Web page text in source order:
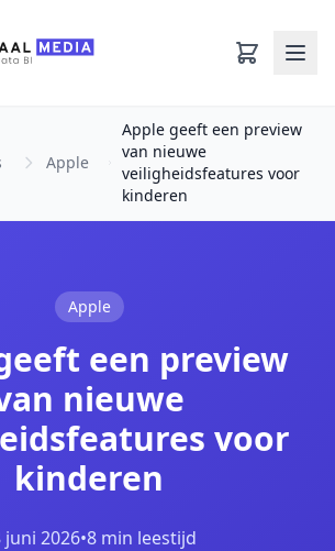
Apple
Apple geeft een preview
van nieuwe
veiligheidsfeatures voor
kinderen
Apple
een preview
nieuwe
voor
kinderen
juni 2026•8 min leestijd